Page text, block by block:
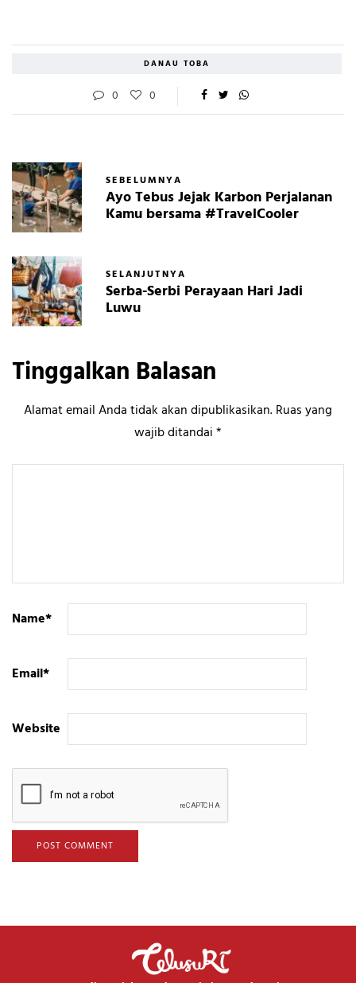
DANAU TOBA
0 0
SEBELUMNYA
Ayo Tebus Jejak Karbon Perjalanan
Kamu bersama #TravelCooler
SELANJUTNYA
Serba-Serbi Perayaan Hari Jadi
Luwu
Tinggalkan Balasan
Alamat email Anda tidak akan dipublikasikan.Ruas yang
wajib ditandai*
Name*
Email*
Website